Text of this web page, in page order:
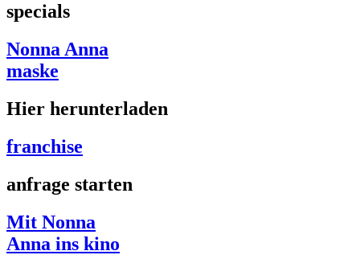
specials
Nonna Anna
maske
Hier herunterladen
franchise
anfrage starten
Mit Nonna
Anna ins kino